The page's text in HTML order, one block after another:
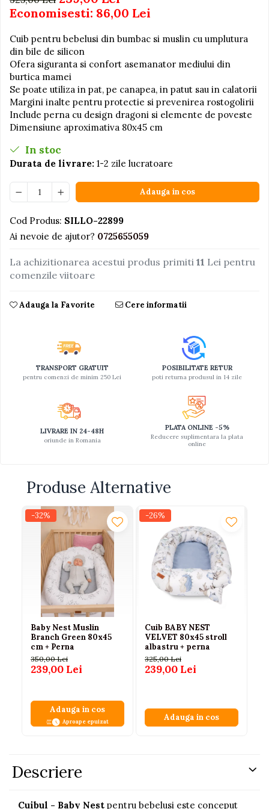
Jucarii educative din lemn
Motociclete
Muzica si instrumente
Pistoale
Plastilina
Proiectoare
Saltelute si centre de activitati
Set Avioane si submarine
Seturi de doctor
Seturi de rufe
Trenulete
Trenuri cu sine
Vehicule de constructii
Economisesti: 86,00 Lei
Cuib pentru bebelusi din bumbac si muslin cu umplutura
din bile de silicon
Ofera siguranta si confort asemanator mediului din
burtica mamei
Se poate utiliza in pat, pe canapea, in patut sau in calatorii
Margini inalte pentru protectie si prevenirea rostogolirii
Include perna cu design dragoni si elemente de poveste
Dimensiune aproximativa 80x45 cm
In stoc
Durata de livrare: 1-2 zile lucratoare
Adauga in cos
Cod Produs: SILLO-22899
Ai nevoie de ajutor? 0725655059
La achizitionarea acestui produs primiti 11 Lei pentru
comenzile viitoare
Adauga la Favorite Cere informatii
TRANSPORT GRATUIT
pentru comenzi de minim 250 Lei
POSIBILITATE RETUR
poti returna produsul in 14 zile
LIVRARE IN 24-48H
oriunde in Romania
PLATA ONLINE -5%
Reducere suplimentara la plata
online
Produse Alternative
-32%
Baby Nest Muslin
Branch Green 80x45
cm + Perna
350,00 Lei
239,00 Lei
Adauga in cos
Aproape epuizat
-26%
Cuib BABY NEST
VELVET 80x45 stroll
albastru + perna
325,00 Lei
239,00 Lei
Adauga in cos
Descriere
Cuibul - Baby Nest pentru bebelusi este conceput